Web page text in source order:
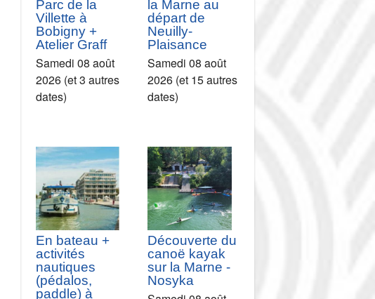
Parc de la
Villette à
Bobigny +
Atelier Graff
Samedi 08 août
2026 (et 3 autres
dates)
la Marne au
départ de
Neuilly-
Plaisance
Samedi 08 août
2026 (et 15 autres
dates)
En bateau +
activités
nautiques
(pédalos,
paddle) à
Découverte du
canoë kayak
sur la Marne -
Nosyka